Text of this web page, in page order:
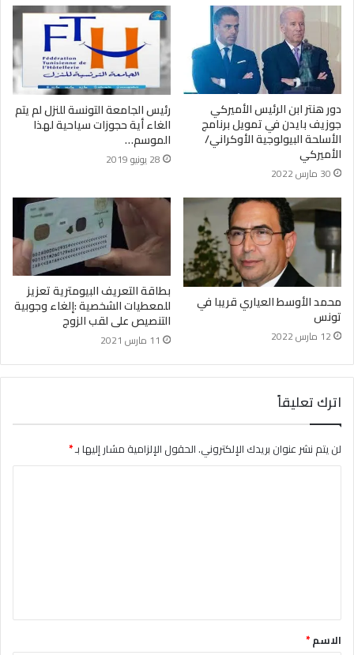
دور هنتر ابن الرئيس الأميركي
جوزيف بايدن في تمويل برنامج
الأسلحة البيولوجية الأوكراني/
الأميركي
30 مارس 2022
رئيس الجامعة التونسة للنزل لم يتم
الغاء أية حجوزات سياحية لهذا
الموسم…
28 يونيو 2019
محمد الأوسط العياري قريبا في
تونس
12 مارس 2022
بطاقة التعريف البيومترية تعزيز
للمعطيات الشخصية :إلغاء وجوبية
التنصيص على لقب الزوج
11 مارس 2021
اترك تعليقاً
لن يتم نشر عنوان بريدك الإلكتروني.الحقول الإلزامية مشار إليها بـ*
ق
*الاسم*